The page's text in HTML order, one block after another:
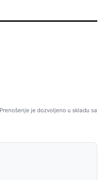
je dozvoljeno u skladu sa